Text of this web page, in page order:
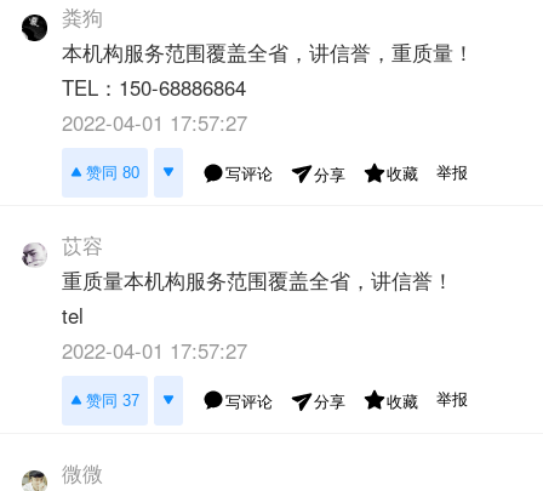
粪狗
本机构服务范围覆盖全省，讲信誉，重质量！
TEL：150-68886864
2022-04-01 17:57:27
赞同 80 写评论 分享 收藏 举报
苡容
重质量本机构服务范围覆盖全省，讲信誉！
tel
2022-04-01 17:57:27
赞同 37 写评论 分享 收藏 举报
微微